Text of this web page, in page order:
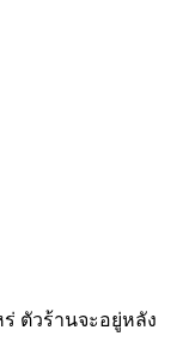
ร่ ตัวร้านจะอยู่หลัง